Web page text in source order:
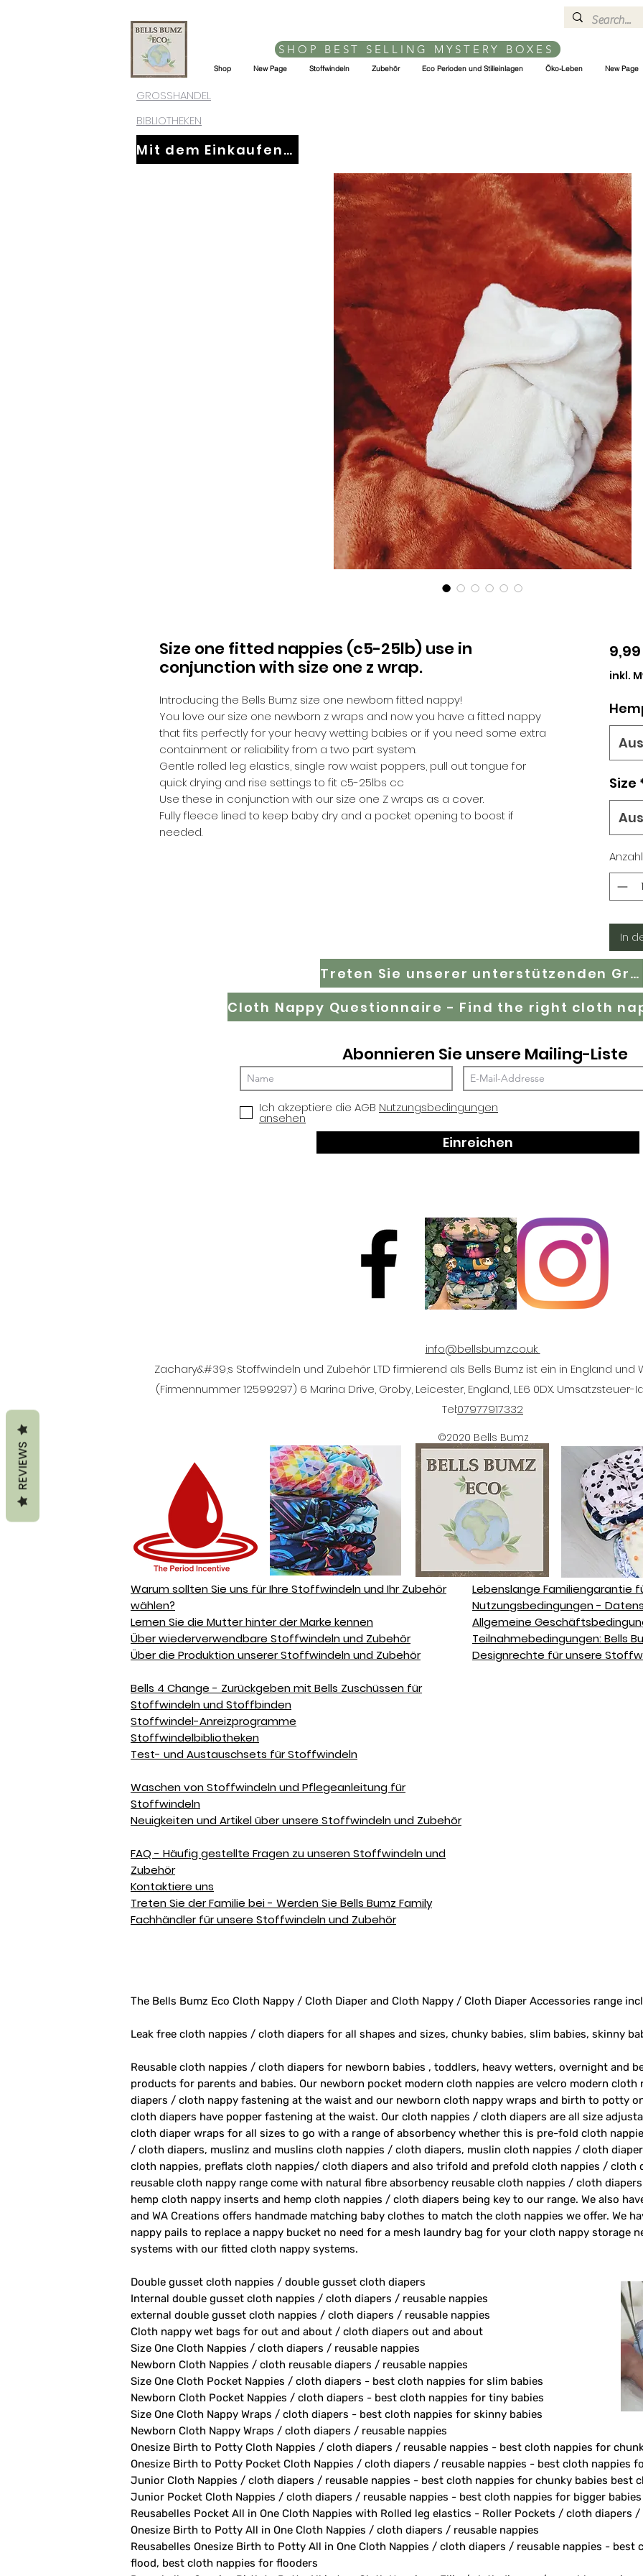
SHOP BEST SELLING MYSTERY BOXES
Shop New Page Stoffwindeln Zubehör Eco Perioden und Stilleinlagen Öko-Leben New Page
GROSSHANDEL
BIBLIOTHEKEN
Mit dem Einkaufen fortfahren
Size one fitted nappies (c5-25lb) use in
conjunction with size one z wrap.
Introducing the Bells Bumz size one newborn fitted nappy!
You love our size one newborn z wraps and now you have a fitted nappy
that fits perfectly for your heavy wetting babies or if you need some extra
containment or reliability from a two part system.
Gentle rolled leg elastics, single row waist poppers, pull out tongue for
quick drying and rise settings to fit c5-25lbs cc
Use these in conjunction with our size one Z wraps as a cover.
Fully fleece lined to keep baby dry and a pocket opening to boost if
needed.
inkl.
Size
Anzahl
In
Treten Sie unserer unterstützenden Gruppe auf Facebook bei
Abonnieren Sie unsere Mailing-Liste
Ich akzeptiere die AGB Nutzungsbedingungen
ansehen
Einreichen
info@bellsbumz.co.uk
Zachary&#39;s Stoffwindeln und Zubehör LTD firmierend als Bells Bumz ist ein in England
(Firmennummer 12599297) 6 Marina Drive, Groby, Leicester, England, LE6 0DX. Umsatzsteuer-
Tel:07977917332
©2020 Bells Bumz
Warum sollten Sie uns für Ihre Stoffwindeln und Ihr Zubehör
wählen?
Lernen Sie die Mutter hinter der Marke kennen
Über wiederverwendbare Stoffwindeln und Zubehör
Über die Produktion unserer Stoffwindeln und Zubehör
Bells 4 Change - Zurückgeben mit Bells Zuschüssen für
Stoffwindeln und Stoffbinden
Stoffwindel-Anreizprogramme
Stoffwindelbibliotheken
Test- und Austauschsets für Stoffwindeln
Waschen von Stoffwindeln und Pflegeanleitung für
Stoffwindeln
Neuigkeiten und Artikel über unsere Stoffwindeln und Zubehör
FAQ - Häufig gestellte Fragen zu unseren Stoffwindeln und
Zubehör
Kontaktiere uns
Treten Sie der Familie bei - Werden Sie Bells Bumz Family
Fachhändler für unsere Stoffwindeln und Zubehör
Lebenslange Familiengarantie
Nutzungsbedingungen -
Allgemeine
Teilnahmebedingungen: Bells
Designrechte für unsere
The Bells Bumz Eco Cloth Nappy / Cloth Diaper and Cloth Nappy / Cloth Diaper Accessories range
Leak free cloth nappies / cloth diapers for all shapes and sizes, chunky babies, slim babies, skinny
Reusable cloth nappies / cloth diapers for newborn babies , toddlers, heavy wetters, overnight and
products for parents and babies. Our newborn pocket modern cloth nappies are velcro modern
diapers / cloth nappy fastening at the waist and our newborn cloth nappy wraps and birth to potty
cloth diapers have popper fastening at the waist. Our cloth nappies / cloth diapers are all size
cloth diaper wraps for all sizes to go with a range of absorbency whether this is pre-fold cloth
/ cloth diapers, muslinz and muslins cloth nappies / cloth diapers, muslin cloth nappies / cloth
cloth nappies, preflats cloth nappies/ cloth diapers and also trifold and prefold cloth nappies / cloth
reusable cloth nappy range come with natural fibre absorbency reusable cloth nappies / cloth
hemp cloth nappy inserts and hemp cloth nappies / cloth diapers being key to our range. We also
and WA Creations offers handmade matching baby clothes to match the cloth nappies we offer. We
nappy pails to replace a nappy bucket no need for a mesh laundry bag for your cloth nappy storage
systems with our fitted cloth nappy systems.
Double gusset cloth nappies / double gusset cloth diapers
Internal double gusset cloth nappies / cloth diapers / reusable nappies
external double gusset cloth nappies / cloth diapers / reusable nappies
Cloth nappy wet bags for out and about / cloth diapers out and about
Size One Cloth Nappies / cloth diapers / reusable nappies
Newborn Cloth Nappies / cloth reusable diapers / reusable nappies
Size One Cloth Pocket Nappies / cloth diapers - best cloth nappies for slim babies
Newborn Cloth Pocket Nappies / cloth diapers - best cloth nappies for tiny babies
Size One Cloth Nappy Wraps / cloth diapers - best cloth nappies for skinny babies
Newborn Cloth Nappy Wraps / cloth diapers / reusable nappies
Onesize Birth to Potty Cloth Nappies / cloth diapers / reusable nappies - best cloth nappies for
Onesize Birth to Potty Pocket Cloth Nappies / cloth diapers / reusable nappies - best cloth nappies
Junior Cloth Nappies / cloth diapers / reusable nappies - best cloth nappies for chunky babies best
Junior Pocket Cloth Nappies / cloth diapers / reusable nappies - best cloth nappies for bigger babies
Reusabelles Pocket All in One Cloth Nappies with Rolled leg elastics - Roller Pockets / cloth diapers /
Onesize Birth to Potty All in One Cloth Nappies / cloth diapers / reusable nappies
Reusabelles Onesize Birth to Potty All in One Cloth Nappies / cloth diapers / reusable nappies -
flood, best cloth nappies for flooders
REVIEWS